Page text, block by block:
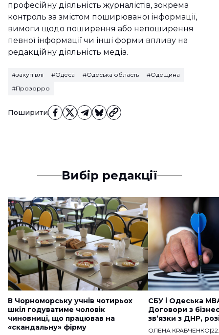
Поширити
професійну діяльність журналістів, зокрема
контроль за змістом поширюваної інформації,
вимоги щодо поширення або непоширення
певної інформації чи інші форми впливу на
редакційну діяльність медіа.
#закупівлі #Одеса #Одеська область
#Одещина
#Прозорро
Вибір редакції
В Чорноморську учнів чотирьох
шкіл годуватиме чоловік
чиновниці, що працював на
«скандальну» фірму
СБУ і Одеська
Договори з
звʼязки з ДНР,
ОЛЕНА КРАВЧЕНКО|